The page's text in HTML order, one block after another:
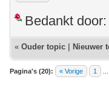
Bedankt door:
« Ouder topic Nieuwer
Pagina's (20): « Vorige 1